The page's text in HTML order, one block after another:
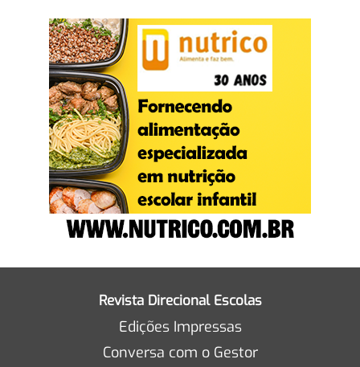
Revista Direcional Escolas
Edições Impressas
Conversa com o Gestor